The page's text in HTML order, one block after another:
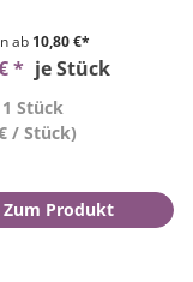
ab 10,80 €*
* je Stück
Stück
/ Stück)
Zum Produkt